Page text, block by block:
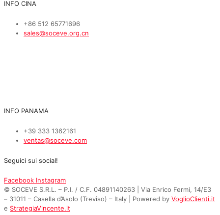
INFO CINA
+86 512 65771696
sales@soceve.org.cn
INFO PANAMA
+39 333 1362161
ventas@soceve.com
Seguici sui social!
Facebook Instagram
© SOCEVE S.R.L. – P.I. / C.F. 04891140263 | Via Enrico Fermi, 14/E3
– 31011 – Casella d’Asolo (Treviso) – Italy | Powered by VoglioClienti.it
e StrategiaVincente.it